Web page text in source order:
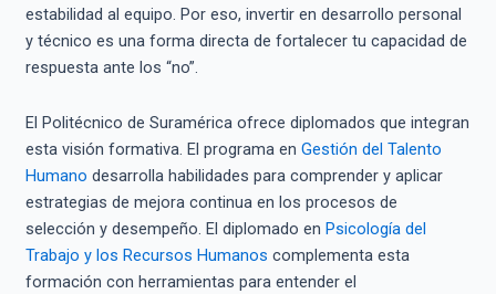
estabilidad al equipo. Por eso, invertir en desarrollo personal
y técnico es una forma directa de fortalecer tu capacidad de
respuesta ante los “no”.
El Politécnico de Suramérica ofrece diplomados que integran
esta visión formativa. El programa en Gestión del Talento
Humano desarrolla habilidades para comprender y aplicar
estrategias de mejora continua en los procesos de
selección y desempeño. El diplomado en Psicología del
Trabajo y los Recursos Humanos complementa esta
formación con herramientas para entender el